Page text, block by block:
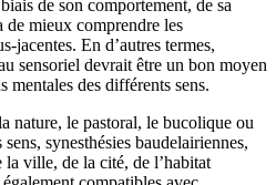
de son comportement, de sa
de mieux comprendre les
jacentes. En d’autres termes,
sensoriel devrait être un bon moyen
mentales des différents sens.
nature, le pastoral, le bucolique ou
synesthésies baudelairiennes,
la ville, de la cité, de l’habitat